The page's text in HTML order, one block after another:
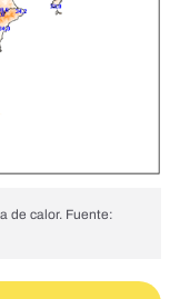
de calor. Fuente: